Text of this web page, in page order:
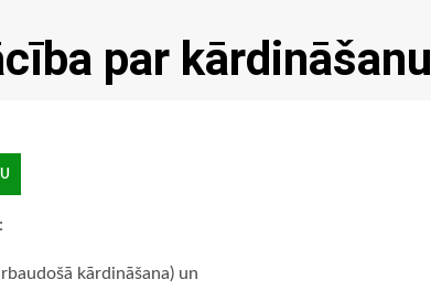
par kārdināšanu
kārdināšana) un